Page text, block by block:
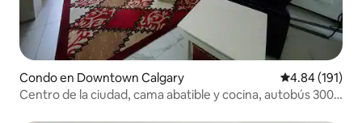
Condo en Downtown Calgary Calificación
4.84 (191)
Centro de la ciudad, cama abatible y cocina, autobús 300